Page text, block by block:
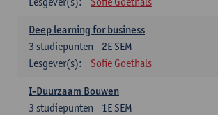
Deep learning for business
2E SEM
3 studiepunten
Lesgever(s):
Sofie Goethals
I-Duurzaam Bouwen
1E SEM
3 studiepunten